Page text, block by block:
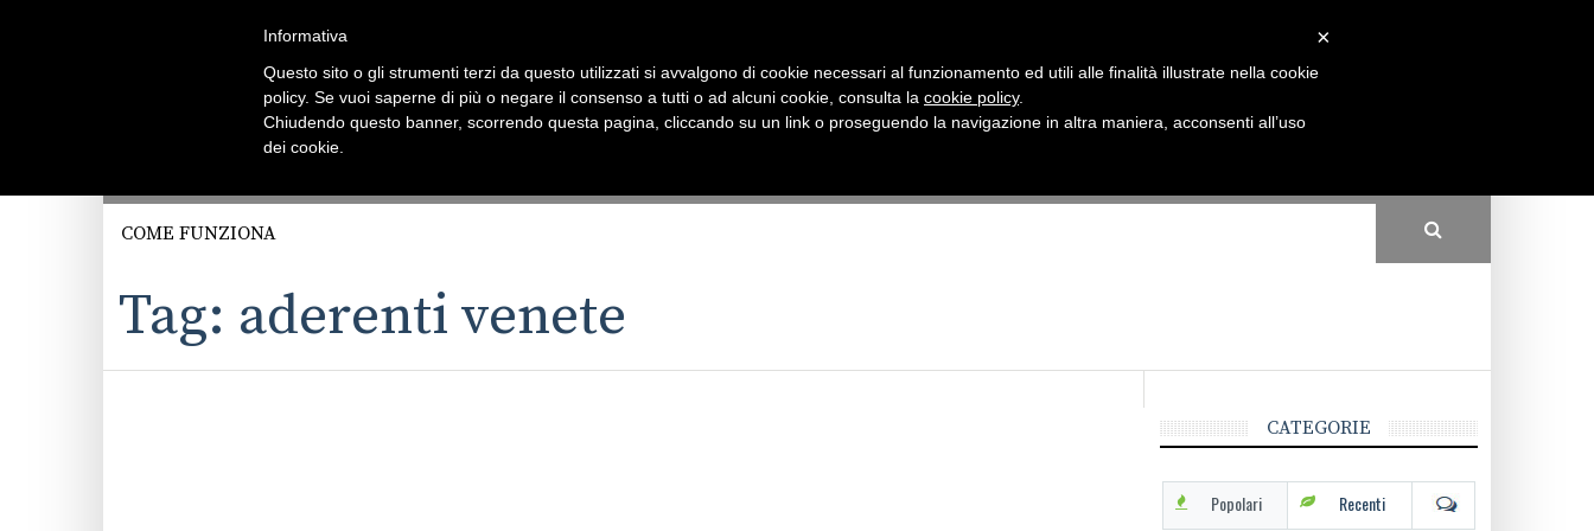
Partecipa
COME FUNZIONA
Tag: aderenti venete
CATEGORIE
Popolari Recenti
×
Informativa
Questo sito o gli strumenti terzi da questo utilizzati si avvalgono di cookie necessari al funzionamento ed utili alle finalità illustrate nella cookie
policy. Se vuoi saperne di più o negare il consenso a tutti o ad alcuni cookie, consulta la cookie policy.
Chiudendo questo banner, scorrendo questa pagina, cliccando su un link o proseguendo la navigazione in altra maniera, acconsenti all’uso
dei cookie.